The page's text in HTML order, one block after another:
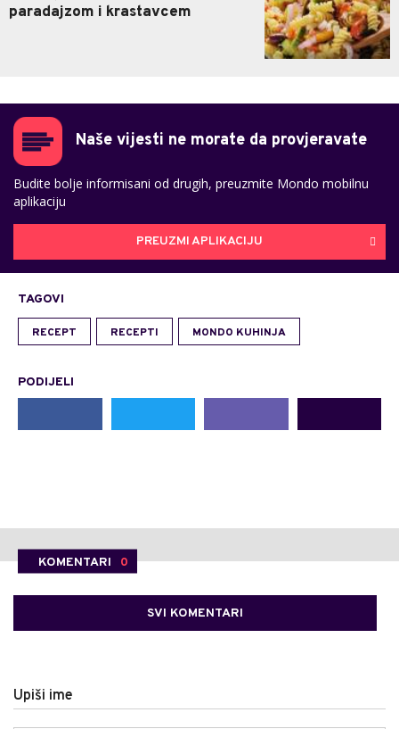
paradajzom i krastavcem
Naše vijesti ne morate da provjeravate
Budite bolje informisani od drugih, preuzmite Mondo mobilnu
aplikaciju
PREUZMI APLIKACIJU
TAGOVI
RECEPT RECEPTI MONDO KUHINJA
PODIJELI
KOMENTARI 0
SVI KOMENTARI
Upiši ime